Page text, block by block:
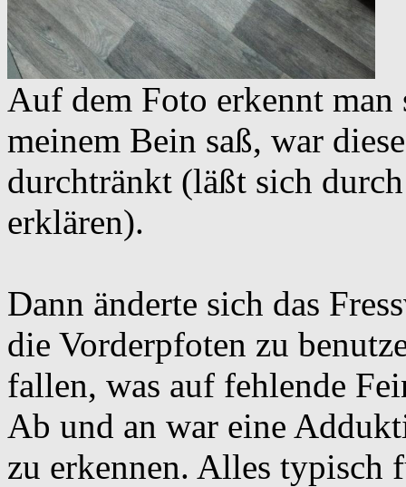
Auf dem Foto erkennt man
meinem Bein saß, war
durchtränkt (läßt sich
erklären).
Dann änderte sich das
die Vorderpfoten zu
fallen, was auf fehlende
Ab und an war eine
zu erkennen. Alles typisch